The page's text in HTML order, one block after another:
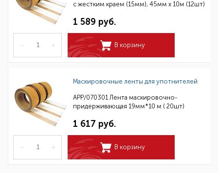
с жестким краем (15мм), 45мм х 10м (12шт)
1 589 руб.
– + В корзину
Маскировочные ленты для употнителей
APP/070301 Лента маскировочно-
придерживающая 19мм*10 м ( 20шт)
1 617 руб.
– + В корзину